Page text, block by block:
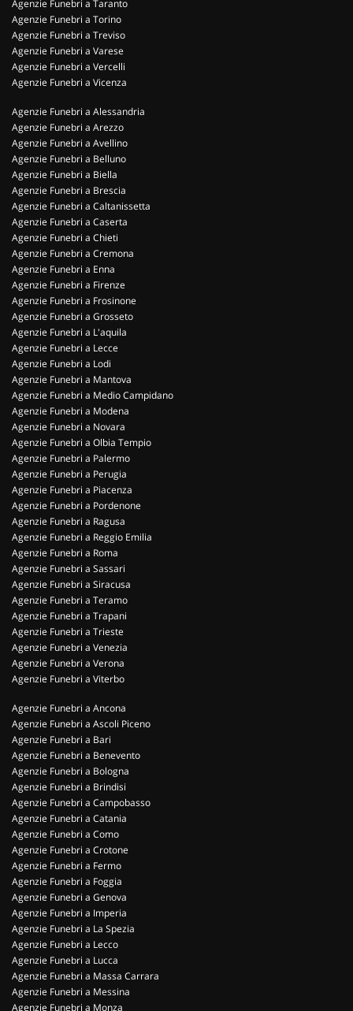
Agenzie Funebri a Taranto
Agenzie Funebri a Torino
Agenzie Funebri a Treviso
Agenzie Funebri a Varese
Agenzie Funebri a Vercelli
Agenzie Funebri a Vicenza
Agenzie Funebri a Alessandria
Agenzie Funebri a Arezzo
Agenzie Funebri a Avellino
Agenzie Funebri a Belluno
Agenzie Funebri a Biella
Agenzie Funebri a Brescia
Agenzie Funebri a Caltanissetta
Agenzie Funebri a Caserta
Agenzie Funebri a Chieti
Agenzie Funebri a Cremona
Agenzie Funebri a Enna
Agenzie Funebri a Firenze
Agenzie Funebri a Frosinone
Agenzie Funebri a Grosseto
Agenzie Funebri a L'aquila
Agenzie Funebri a Lecce
Agenzie Funebri a Lodi
Agenzie Funebri a Mantova
Agenzie Funebri a Medio Campidano
Agenzie Funebri a Modena
Agenzie Funebri a Novara
Agenzie Funebri a Olbia Tempio
Agenzie Funebri a Palermo
Agenzie Funebri a Perugia
Agenzie Funebri a Piacenza
Agenzie Funebri a Pordenone
Agenzie Funebri a Ragusa
Agenzie Funebri a Reggio Emilia
Agenzie Funebri a Roma
Agenzie Funebri a Sassari
Agenzie Funebri a Siracusa
Agenzie Funebri a Teramo
Agenzie Funebri a Trapani
Agenzie Funebri a Trieste
Agenzie Funebri a Venezia
Agenzie Funebri a Verona
Agenzie Funebri a Viterbo
Agenzie Funebri a Ancona
Agenzie Funebri a Ascoli Piceno
Agenzie Funebri a Bari
Agenzie Funebri a Benevento
Agenzie Funebri a Bologna
Agenzie Funebri a Brindisi
Agenzie Funebri a Campobasso
Agenzie Funebri a Catania
Agenzie Funebri a Como
Agenzie Funebri a Crotone
Agenzie Funebri a Fermo
Agenzie Funebri a Foggia
Agenzie Funebri a Genova
Agenzie Funebri a Imperia
Agenzie Funebri a La Spezia
Agenzie Funebri a Lecco
Agenzie Funebri a Lucca
Agenzie Funebri a Massa Carrara
Agenzie Funebri a Messina
Agenzie Funebri a Monza